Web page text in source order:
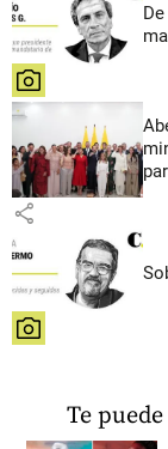
share
share
share
Te